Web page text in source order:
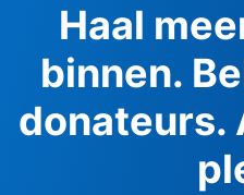
Haal
binnen.
donateurs.